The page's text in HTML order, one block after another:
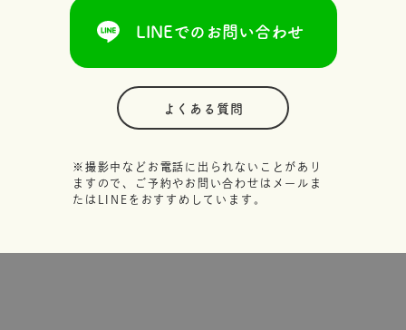
LINEでのお問い合わせ
よくある質問
※撮影中などお電話に出られないことがあり
ますので、ご予約やお問い合わせはメールま
たはLINEをおすすめしています。